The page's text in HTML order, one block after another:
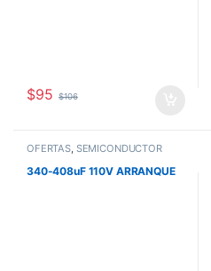
$95 $106
OFERTAS, SEMICONDUCTOR
340-408uF 110V ARRANQUE